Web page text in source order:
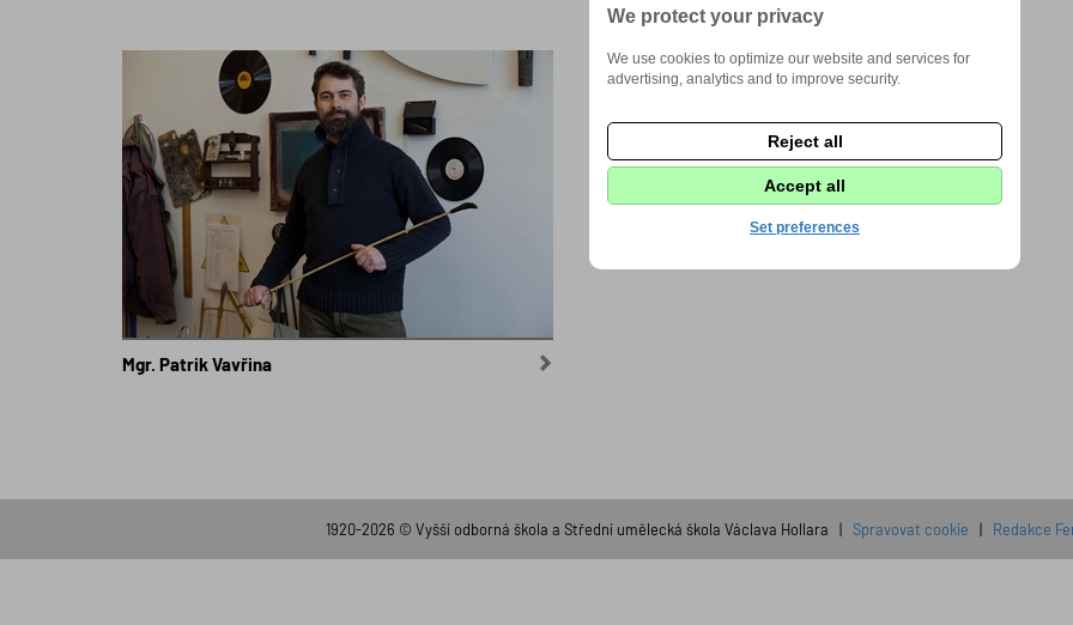
Mgr. Patrik Vavřina
1920-2026 © Vyšší odborná škola a Střední umělecká škola Václava Hollara | Spravovat cookie | Redakce
We protect your privacy
We use cookies to optimize our website and services for
advertising, analytics and to improve security.
Reject all
Accept all
Set preferences